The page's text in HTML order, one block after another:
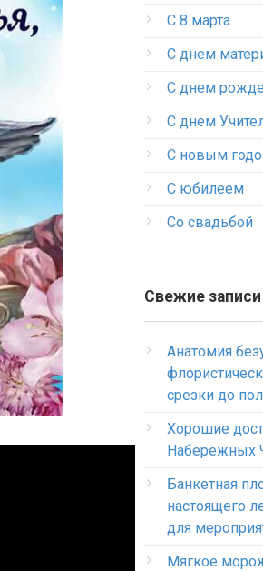
С 8 марта
С днем
С днем
С днем
С новым
С юбилеем
Со свадьбой
Свежие записи
Анатомия
срезки до
Хорошие
Набережных
Банкетная
настоящего
для
Мягкое